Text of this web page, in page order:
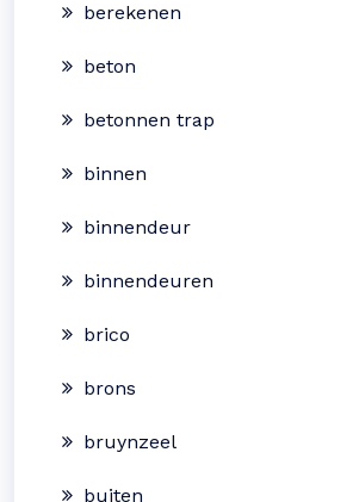
berekenen
beton
betonnen trap
binnen
binnendeur
binnendeuren
brico
brons
bruynzeel
buiten